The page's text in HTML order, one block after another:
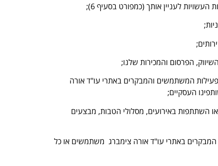
לעניין אותך (כמפורט בסעיף 6);
הפרסום והמכירות שלנו;
המשתמשים והמבקרים באתרי עו"ד אורה
או השתתפות באירועים, מסלולי הטבות, מבצעים
המבקרים באתרי עו"ד אורה צימברג משתמשים או כל